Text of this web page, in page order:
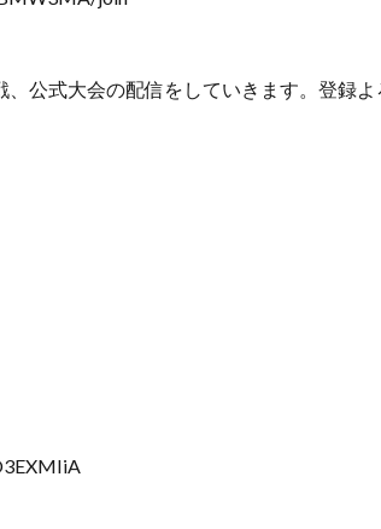
公式大会の配信をしていきます。登録よ